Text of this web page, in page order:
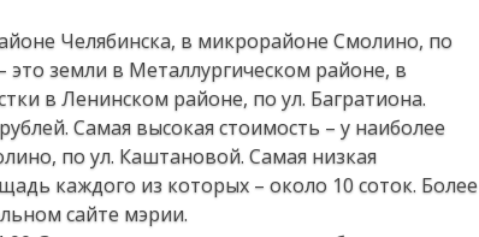
Челябинска, в микрорайоне Смолино, по
земли в Металлургическом районе, в
в Ленинском районе, по ул. Багратиона.
Самая высокая стоимость – у наиболее
по ул. Каштановой. Самая низкая
каждого из которых – около 10 соток. Более
сайте мэрии.